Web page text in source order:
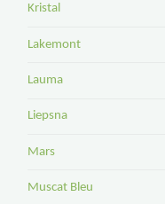
Kristal
Lakemont
Lauma
Liepsna
Mars
Muscat Bleu